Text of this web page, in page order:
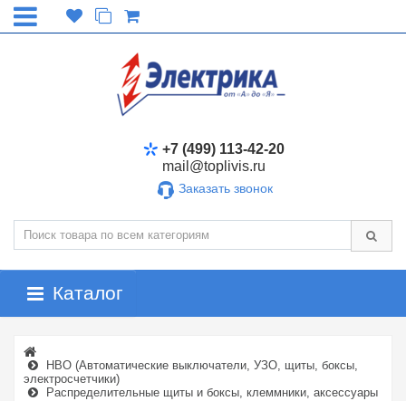
+7 (499) 113-42-20
mail@toplivis.ru
Заказать звонок
Каталог
НВО (Автоматические выключатели, УЗО, щиты, боксы,
электросчетчики)
Распределительные щиты и боксы, клеммники, аксессуары